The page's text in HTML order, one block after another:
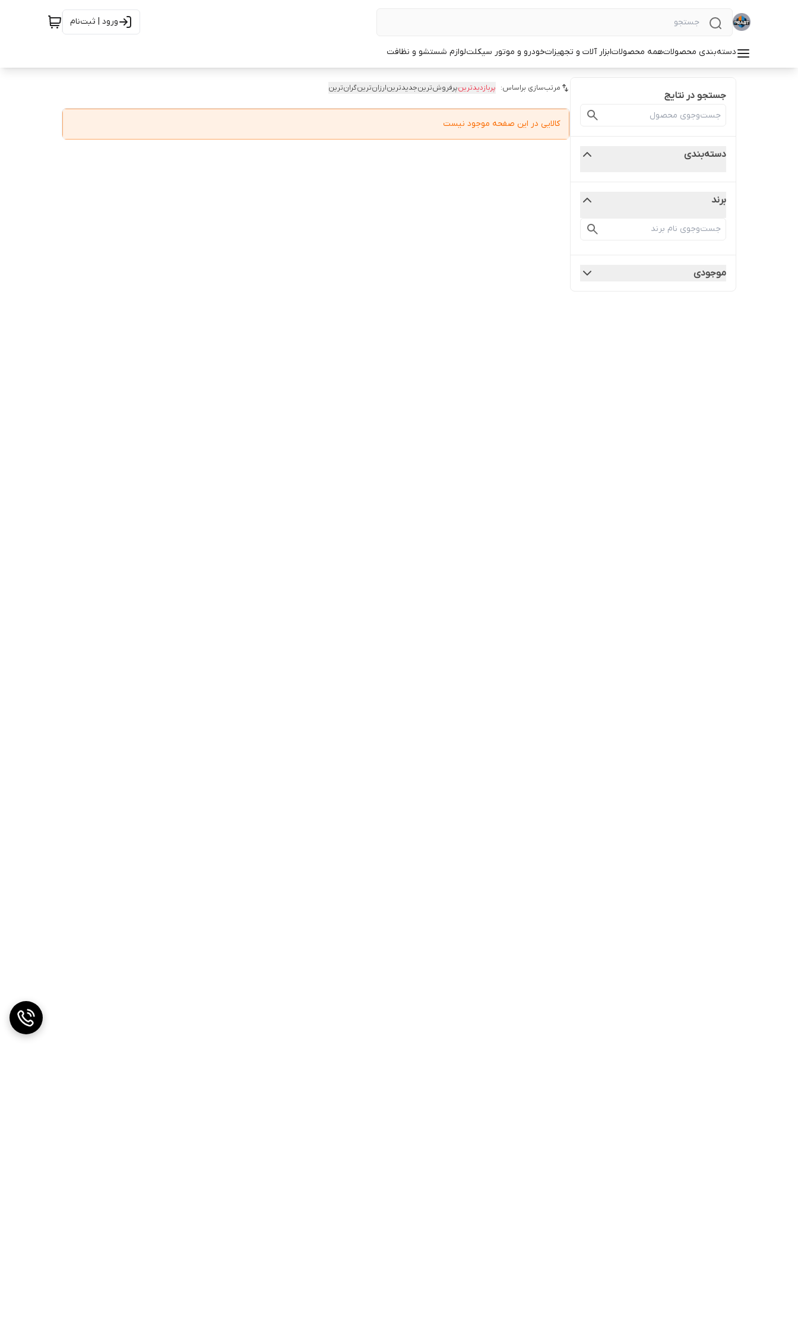
ورود | ثبت‌نام
دسته‌بندی محصولاتهمه محصولاتابزار آلات و تجهیزاتخودرو و موتور سیکلتلوازم شستشو و نظافت
جستجو در نتایج
دسته‌بندی
برند
موجودی
مرتب‌سازی براساس: پربازدیدترینپرفروش‌ترینجدیدترینارزان‌ترینگران‌ترین
کالایی در این صفحه موجود نیست